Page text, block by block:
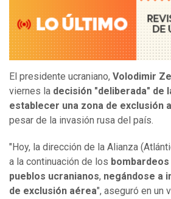
El presidente ucraniano, Volodimir
viernes la decisión "deliberada" de
establecer una zona de exclusión
pesar de la invasión rusa del país.
"Hoy, la dirección de la Alianza
a la continuación de los
pueblos ucranianos, negándose a
de exclusión aérea", aseguró en un